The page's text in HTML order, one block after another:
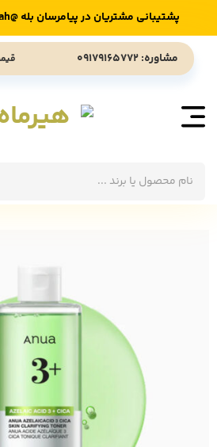
پشتیبانی مشتریان در پیامرسان بله @hirmah
مشاوره: 09179165772
محصولات